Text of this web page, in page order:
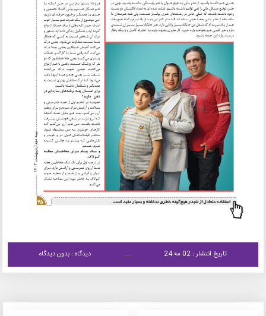
تاریخ انتشار : 02 مه 24 دیدگاه : بدون دیدگاه